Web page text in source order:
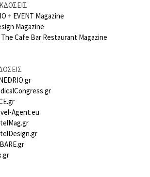
+ EVENT Magazine
Magazine
The Cafe Bar Restaurant Magazine
Agent.eu